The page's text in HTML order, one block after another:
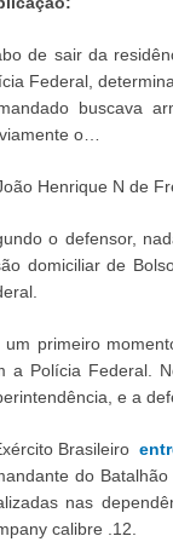
de sair da
Federal,
buscava
o…
Henrique N de
o defensor,
domiciliar de
um primeiro
a Polícia Federal.
e a
Brasileiro
do
nas
calibre .12.